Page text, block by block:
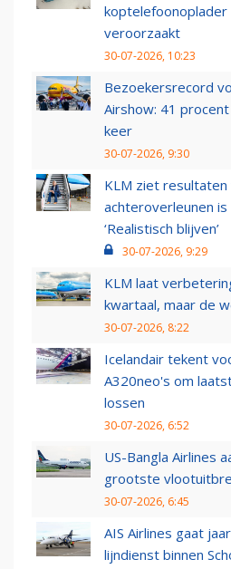
koptelefoonoplader
veroorzaakt
30-07-2026, 10:23
Bezoekersrecord
Airshow: 41
keer
30-07-2026, 9:30
KLM ziet
achteroverleunen
‘Realistisch blijven’
30-07-2026, 9:29
KLM laat
kwartaal, maar de
30-07-2026, 8:22
Icelandair tekent
A320neo's om
lossen
30-07-2026, 6:52
US-Bangla Airlines
grootste
30-07-2026, 6:45
AIS Airlines gaat
lijndienst binnen